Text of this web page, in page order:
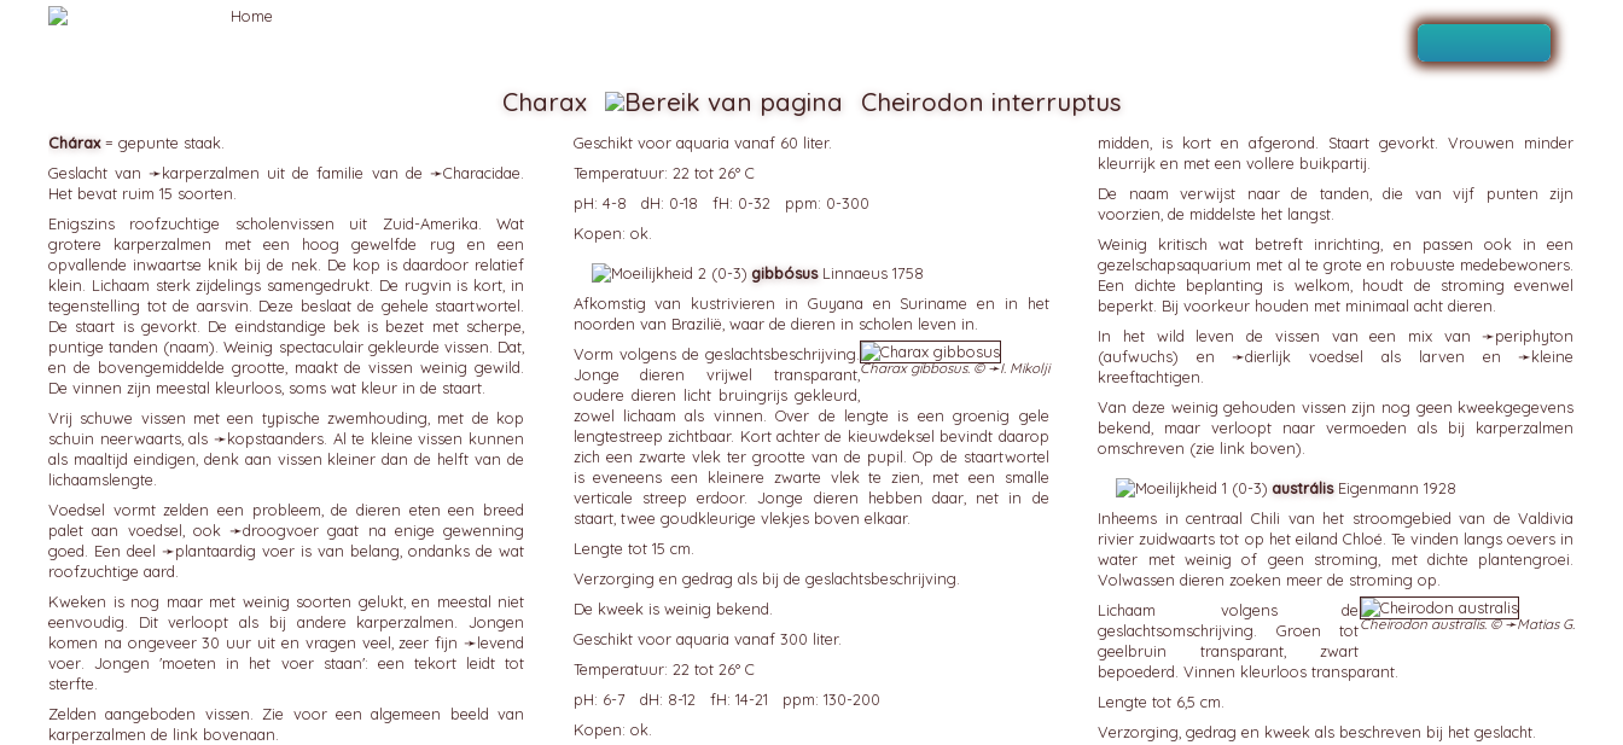
Charax Cheirodon interruptus
Chárax = gepunte staak.
Geslacht van ➛karperzalmen uit de familie van de ➛Characidae
Het bevat ruim 15 soorten.
Enigszins roofzuchtige scholenvissen uit Zuid-Amerika. Wat
grotere karperzalmen met een hoog gewelfde rug en een
opvallende inwaartse knik bij de nek. De kop is daardoor relatief
klein. Lichaam sterk zijdelings samengedrukt. De rugvin is kort, in
tegenstelling tot de aarsvin. Deze beslaat de gehele staartwortel.
De staart is gevorkt. De eindstandige bek is bezet met scherpe,
puntige tanden (naam). Weinig spectaculair gekleurde vissen. Dat,
en de bovengemiddelde grootte, maakt de vissen weinig gewild.
De vinnen zijn meestal kleurloos, soms wat kleur in de staart.
Vrij schuwe vissen met een typische zwemhouding, met de kop
schuin neerwaarts, als ➛kopstaanders . Al te kleine vissen kunnen
als maaltijd eindigen, denk aan vissen kleiner dan de helft van de
lichaamslengte.
Voedsel vormt zelden een probleem, de dieren eten een breed
palet aan voedsel, ook ➛droogvoer gaat na enige gewenning
goed. Een deel ➛plantaardig voer is van belang, ondanks de wat
roofzuchtige aard.
Kweken is nog maar met weinig soorten gelukt, en meestal niet
eenvoudig. Dit verloopt als bij andere karperzalmen. Jongen
komen na ongeveer 30 uur uit en vragen veel, zeer fijn ➛levend
voer . Jongen 'moeten in het voer staan': een tekort leidt tot
sterfte.
Zelden aangeboden vissen. Zie voor een algemeen beeld van
karperzalmen de link bovenaan.
Geschikt voor aquaria vanaf 60 liter.
Temperatuur: 22 tot 26° C
pH: 4-8 dH: 0-18 fH: 0-32 ppm: 0-300
Kopen: ok.
gibbósusLinnaeus 1758
Afkomstig van kustrivieren in Guyana en Suriname en in het
noorden van Brazilië, waar de dieren in scholen leven in.
Charax gibbosus. © ➛I. Mikolji
Vorm volgens de geslachtsbeschrijving.
Jonge dieren vrijwel transparant,
oudere dieren licht bruingrijs gekleurd,
zowel lichaam als vinnen. Over de lengte is een groenig gele
lengtestreep zichtbaar. Kort achter de kieuwdeksel bevindt daarop
zich een zwarte vlek ter grootte van de pupil. Op de staartwortel
is eveneens een kleinere zwarte vlek te zien, met een smalle
verticale streep erdoor. Jonge dieren hebben daar, net in de
staart, twee goudkleurige vlekjes boven elkaar.
Lengte tot 15 cm.
Verzorging en gedrag als bij de geslachtsbeschrijving.
De kweek is weinig bekend.
Geschikt voor aquaria vanaf 300 liter.
Temperatuur: 22 tot 26° C
pH: 6-7 dH: 8-12 fH: 14-21 ppm: 130-200
Kopen: ok.
midden, is kort en afgerond. Staart gevorkt. Vrouwen minder
kleurrijk en met een vollere buikpartij.
De naam verwijst naar de tanden, die van vijf punten zijn
voorzien, de middelste het langst.
Weinig kritisch wat betreft inrichting, en passen ook in een
gezelschapsaquarium met al te grote en robuuste medebewoners.
Een dichte beplanting is welkom, houdt de stroming evenwel
beperkt. Bij voorkeur houden met minimaal acht dieren.
In het wild leven de vissen van een mix van ➛periphyton
(aufwuchs) en ➛dierlijk voedsel als larven en ➛kleine
kreeftachtigen
Van deze weinig gehouden vissen zijn nog geen kweekgegevens
bekend, maar verloopt naar vermoeden als bij karperzalmen
omschreven (zie link boven).
austrálisEigenmann 1928
Inheems in centraal Chili van het stroomgebied van de Valdivia
rivier zuidwaarts tot op het eiland Chloé. Te vinden langs oevers in
water met weinig of geen stroming, met dichte plantengroei.
Volwassen dieren zoeken meer de stroming op.
Cheirodon australis. © ➛Matias G.
Lichaam volgens de
geslachtsomschrijving. Groen tot
geelbruin transparant, zwart
bepoederd. Vinnen kleurloos transparant.
Lengte tot 6,5 cm.
Verzorging, gedrag en kweek als beschreven bij het geslacht.